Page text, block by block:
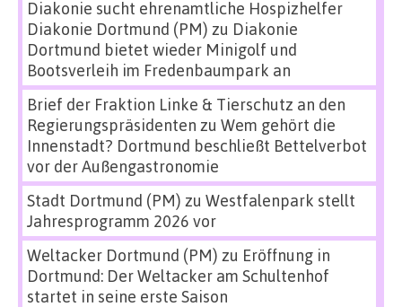
Diakonie sucht ehrenamtliche Hospizhelfer
Diakonie Dortmund (PM) zu Diakonie
Dortmund bietet wieder Minigolf und
Bootsverleih im Fredenbaumpark an
Brief der Fraktion Linke & Tierschutz an den
Regierungspräsidenten zu Wem gehört die
Innenstadt? Dortmund beschließt Bettelverbot
vor der Außengastronomie
Stadt Dortmund (PM) zu Westfalenpark stellt
Jahresprogramm 2026 vor
Weltacker Dortmund (PM) zu Eröffnung in
Dortmund: Der Weltacker am Schultenhof
startet in seine erste Saison